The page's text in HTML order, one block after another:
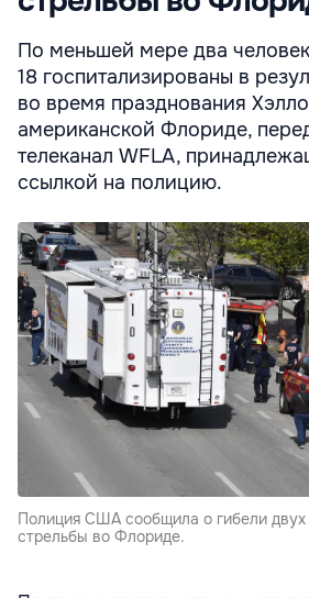
По меньшей мере два
18 госпитализированы в
во время празднования
американской Флориде,
телеканал WFLA,
ссылкой на полицию.
Полиция США сообщила о гибели двух
стрельбы во Флориде.